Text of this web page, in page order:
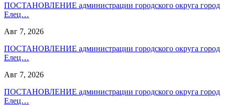
ПОСТАНОВЛЕНИЕ администрации городского округа город
Елец…
Авг 7, 2026
ПОСТАНОВЛЕНИЕ администрации городского округа город
Елец…
Авг 7, 2026
ПОСТАНОВЛЕНИЕ администрации городского округа город
Елец…